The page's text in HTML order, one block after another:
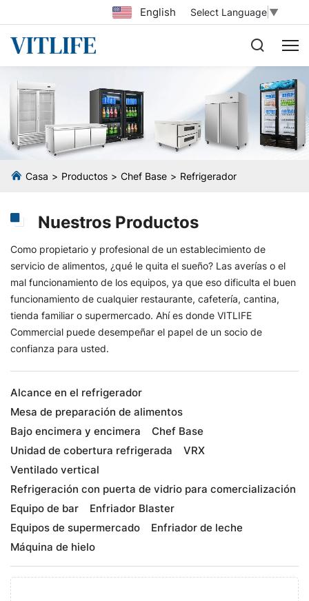
Select Language ▼
English
Casa Productos Chef Base Refrigerador
Nuestros Productos
Como propietario y profesional de un establecimiento de
servicio de alimentos, ¿qué le quita el sueño? Las averías o el
mal funcionamiento de los equipos, ya que eso dificulta el buen
funcionamiento de cualquier restaurante, cafetería, cantina,
tienda familiar o supermercado. Ahí es donde VITLIFE
Commercial puede desempeñar el papel de un socio de
confianza para usted.
Alcance en el refrigerador
Mesa de preparación de alimentos
Bajo encimera y encimera
Chef Base
Unidad de cobertura refrigerada
VRX
Ventilado vertical
Refrigeración con puerta de vidrio para comercialización
Equipo de bar
Enfriador Blaster
Equipos de supermercado
Enfriador de leche
Máquina de hielo